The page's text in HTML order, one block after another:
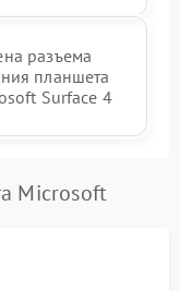
разъема
планшета
Surface 4
Microsoft